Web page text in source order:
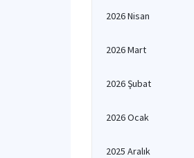
2026 Nisan
2026 Mart
2026 Şubat
2026 Ocak
2025 Aralık